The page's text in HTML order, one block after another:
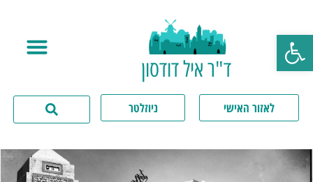
פתח סרגל נגישות
ד"ר איל דודסון
לאזור האישי ניוזלטר